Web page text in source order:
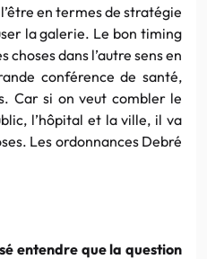
en termes de stratégie
la galerie. Le bon timing
dans l’autre sens en
conférence de santé,
Car si on veut combler le
l’hôpital et la ville, il va
Les ordonnances Debré
entendre que la question